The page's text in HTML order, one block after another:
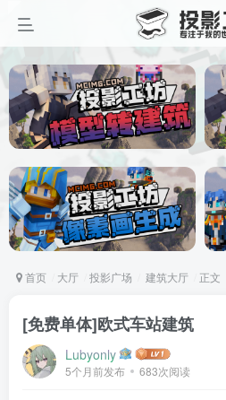
首页 大厅 投影广场 建筑大厅 正文
[免费单体]欧式车站建筑
Lubyonly
5个月前发布 683次阅读